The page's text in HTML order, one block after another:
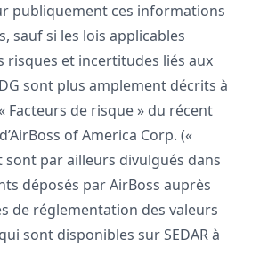
publiquement ces informations
sauf si les lois applicables
risques et incertitudes liés aux
sont plus amplement décrits à
Facteurs de risque » du récent
of America Corp. («
sont par ailleurs divulgués dans
déposés par AirBoss auprès
de réglementation des valeurs
sont disponibles sur SEDAR à